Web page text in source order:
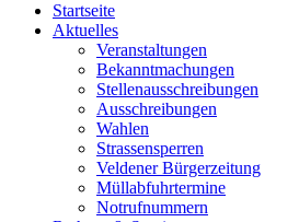
Startseite
Aktuelles
Veranstaltungen
Bekanntmachungen
Stellenausschreibungen
Ausschreibungen
Wahlen
Strassensperren
Veldener Bürgerzeitung
Müllabfuhrtermine
Notrufnummern